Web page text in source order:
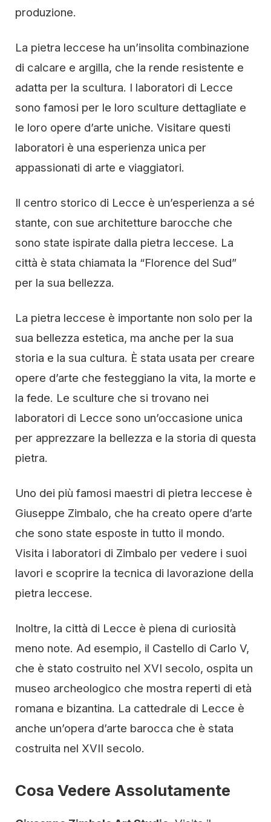
produzione.
La pietra leccese ha un’insolita combinazione
di calcare e argilla, che la rende resistente e
adatta per la scultura. I laboratori di Lecce
sono famosi per le loro sculture dettagliate e
le loro opere d’arte uniche. Visitare questi
laboratori è una esperienza unica per
appassionati di arte e viaggiatori.
Il centro storico di Lecce è un’esperienza a sé
stante, con sue architetture barocche che
sono state ispirate dalla pietra leccese. La
città è stata chiamata la “Florence del Sud”
per la sua bellezza.
La pietra leccese è importante non solo per la
sua bellezza estetica, ma anche per la sua
storia e la sua cultura. È stata usata per creare
opere d’arte che festeggiano la vita, la morte e
la fede. Le sculture che si trovano nei
laboratori di Lecce sono un’occasione unica
per apprezzare la bellezza e la storia di questa
pietra.
Uno dei più famosi maestri di pietra leccese è
Giuseppe Zimbalo, che ha creato opere d’arte
che sono state esposte in tutto il mondo.
Visita i laboratori di Zimbalo per vedere i suoi
lavori e scoprire la tecnica di lavorazione della
pietra leccese.
Inoltre, la città di Lecce è piena di curiosità
meno note. Ad esempio, il Castello di Carlo V,
che è stato costruito nel XVI secolo, ospita un
museo archeologico che mostra reperti di età
romana e bizantina. La cattedrale di Lecce è
anche un’opera d’arte barocca che è stata
costruita nel XVII secolo.
Cosa Vedere Assolutamente